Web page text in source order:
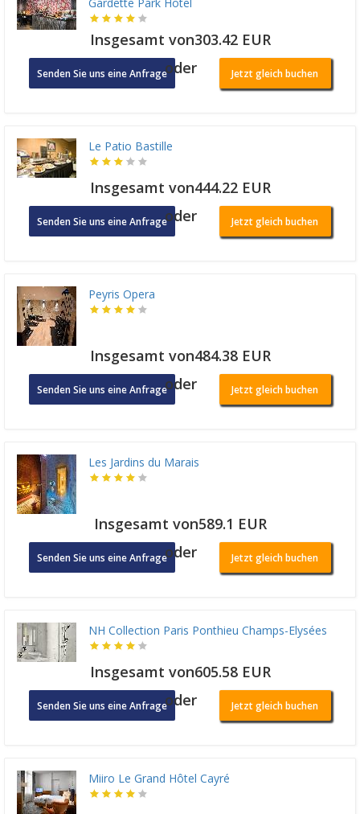
Insgesamt von303.42 EUR
Senden Sie uns eine Anfrageoder Jetzt gleich buchen
Le Patio Bastille
Insgesamt von444.22 EUR
Senden Sie uns eine Anfrageoder Jetzt gleich buchen
Peyris Opera
Insgesamt von484.38 EUR
Senden Sie uns eine Anfrageoder Jetzt gleich buchen
Les Jardins du Marais
Insgesamt von589.1 EUR
Senden Sie uns eine Anfrageoder Jetzt gleich buchen
NH Collection Paris Ponthieu Champs-Elysées
Insgesamt von605.58 EUR
Senden Sie uns eine Anfrageoder Jetzt gleich buchen
Miiro Le Grand Hôtel Cayré